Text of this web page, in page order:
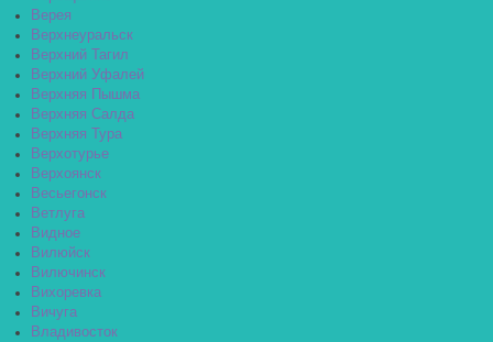
Верея
Верхнеуральск
Верхний Тагил
Верхний Уфалей
Верхняя Пышма
Верхняя Салда
Верхняя Тура
Верхотурье
Верхоянск
Весьегонск
Ветлуга
Видное
Вилюйск
Вилючинск
Вихоревка
Вичуга
Владивосток